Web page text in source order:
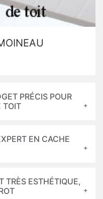
PRÉCIS POUR
TOIT
EN CACHE
TRÈS ESTHÉTIQUE,